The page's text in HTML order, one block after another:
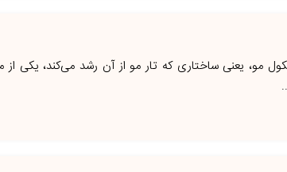
مو، یعنی ساختاری که تار مو از آن رشد می‌کند، یکی از